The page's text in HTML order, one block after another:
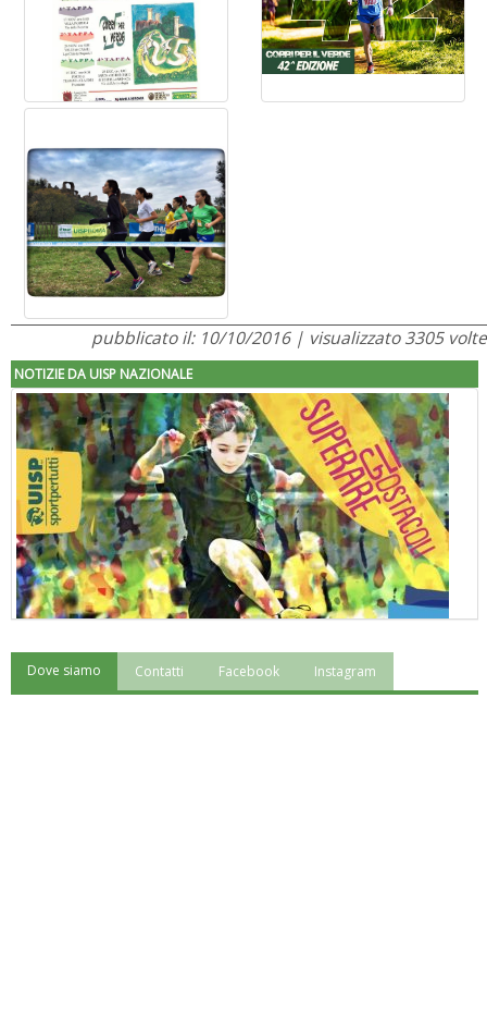
pubblicato il: 10/10/2016 | visualizzato 3305 volte
NOTIZIE DA UISP NAZIONALE
"Superare gli ostacoli": la relazione di Tiziano Pesce al CN Uisp
Dove siamo Contatti Facebook Instagram